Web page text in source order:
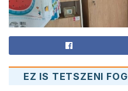
EZ IS TETSZENI FOG